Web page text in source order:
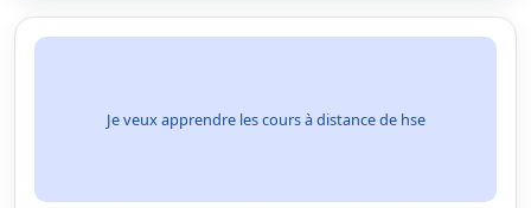
Je veux apprendre les cours à distance de hse